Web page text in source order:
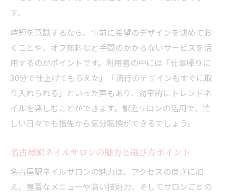
す。
時短を意識するなら、事前に希望のデザインを決めてお
くことや、オフ無料など手間のかからないサービスを活
用するのがポイントです。利用者の中には「仕事帰りに
30分で仕上げてもらえた」「流行のデザインもすぐに取
り入れられる」といった声もあり、効率的にトレンドネ
イルを楽しむことができます。駅近サロンの活用で、忙
しい日々でも指先から気分転換ができるでしょう。
名古屋駅ネイルサロンの魅力と選び方ポイント
名古屋駅ネイルサロンの魅力は、アクセスの良さに加
え、豊富なメニューや高い技術力、そしてサロンごとの